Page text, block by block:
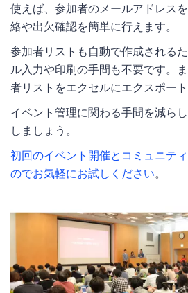
使えば、参加者のメールアドレス
絡や出欠確認を簡単に行えます。
参加者リストも自動で作成される
ル入力や印刷の手間も不要です。
者リストをエクセルにエクスポー
イベント管理に関わる手間を減ら
しましょう。
初回のイベント開催とコミュニテ
のでお気軽にお試しください。